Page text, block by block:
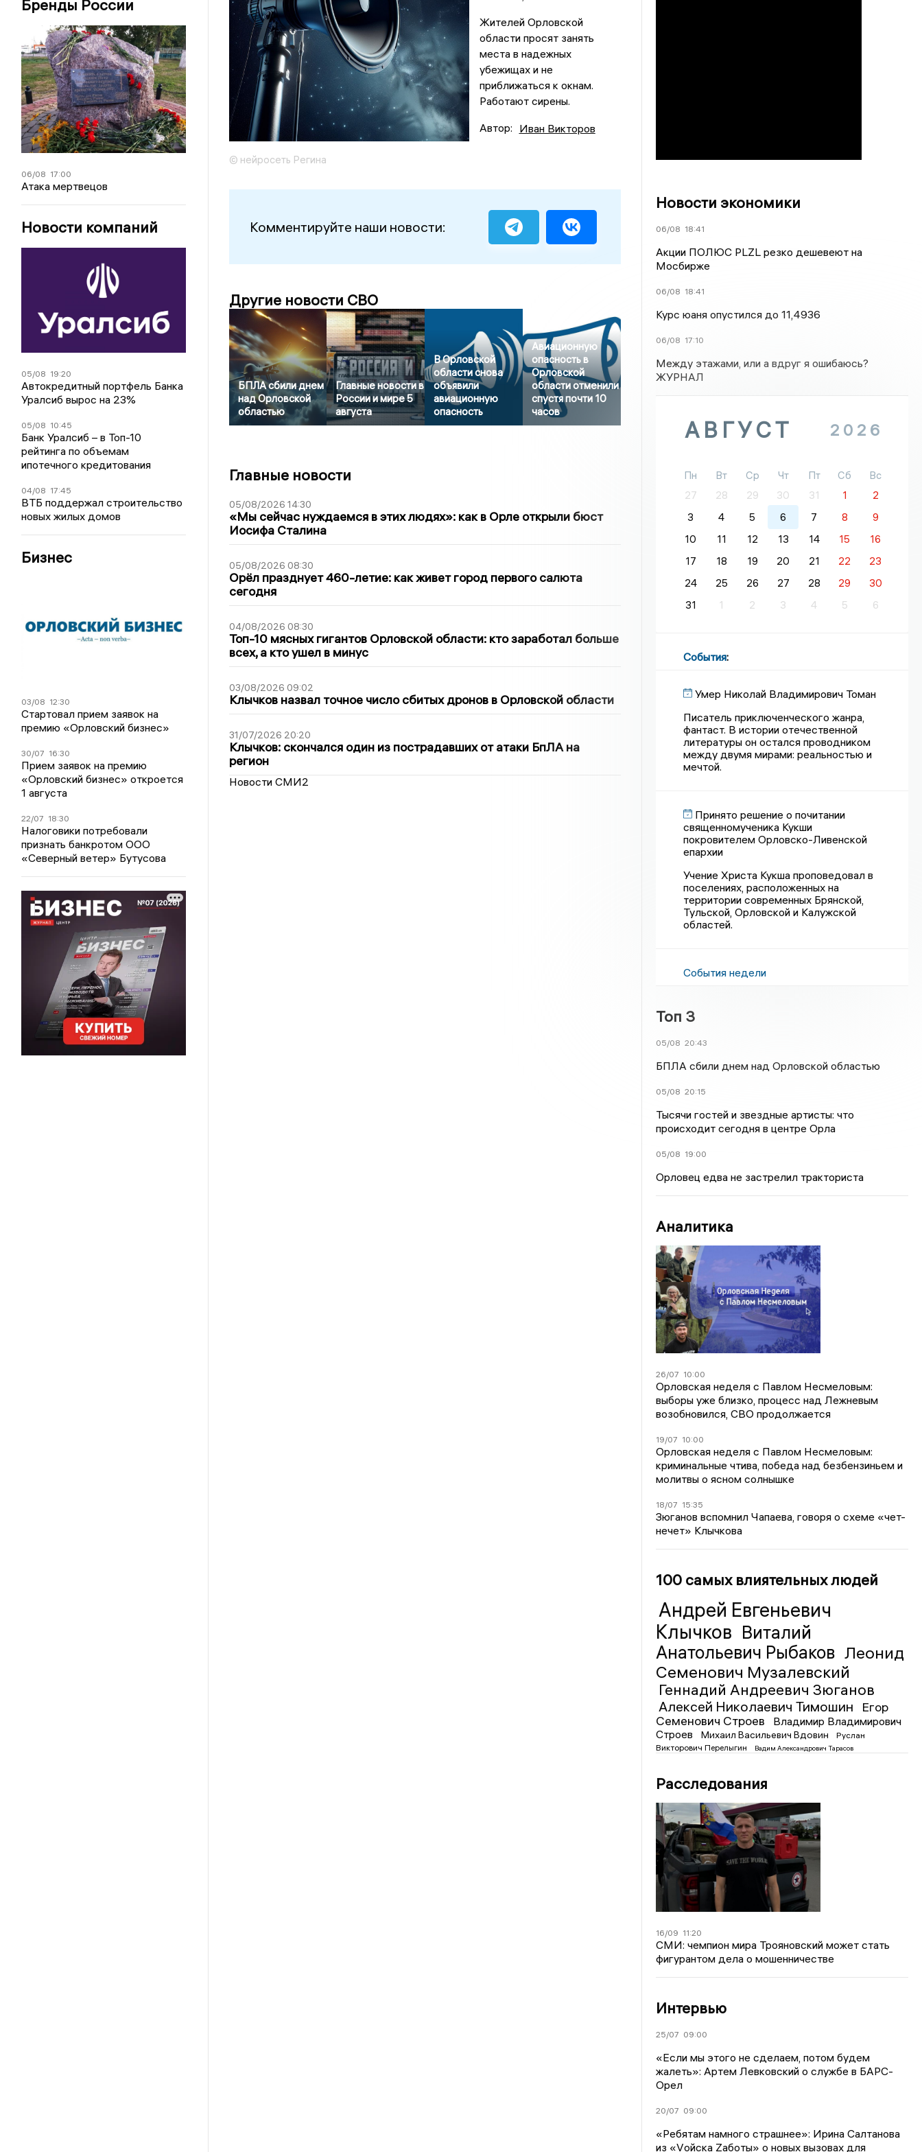
Бренды России
06/08 17:00
Атака мертвецов
Новости компаний
05/08 19:20
Автокредитный портфель Банка
Уралсиб вырос на 23%
05/08 10:45
Банк Уралсиб – в Топ-10
рейтинга по объемам
ипотечного кредитования
04/08 17:45
ВТБ поддержал строительство
новых жилых домов
Бизнес
03/08 12:30
Стартовал прием заявок на
премию «Орловский бизнес»
30/07 16:30
Прием заявок на премию
«Орловский бизнес» откроется
1 августа
22/07 18:30
Налоговики потребовали
признать банкротом ООО
«Северный ветер» Бутусова
© нейросеть Регина
Жителей Орловской
области просят занять
места в надежных
убежищах и не
приближаться к окнам.
Работают сирены.
Автор: Иван Викторов
Комментируйте наши новости:
Другие новости СВО
БПЛА сбили днем
над Орловской
областью
Главные новости в
России и мире 5
августа
В Орловской
области снова
объявили
авиационную
опасность
Авиационную
опасность в
Орловской
области отменили
спустя почти 10
часов
Главные новости
05/08/2026 14:30
«Мы сейчас нуждаемся в этих людях»: как в Орле открыли бюст
Иосифа Сталина
05/08/2026 08:30
Орёл празднует 460-летие: как живет город первого салюта
сегодня
04/08/2026 08:30
Топ-10 мясных гигантов Орловской области: кто заработал больше
всех, а кто ушел в минус
03/08/2026 09:02
Клычков назвал точное число сбитых дронов в Орловской области
31/07/2026 20:20
Клычков: скончался один из пострадавших от атаки БпЛА на
регион
Новости СМИ2
Новости экономики
06/08 18:41
Акции ПОЛЮС PLZL резко дешевеют на
Мосбирже
06/08 18:41
Курс юаня опустился до 11,4936
06/08 17:10
Между этажами, или а вдруг я ошибаюсь?
ЖУРНАЛ
АВГУСТ 2026
Пн Вт Ср Чт Пт Сб
Вс
27
28 29 30 31 1
2
3
4 5 6 7 8
9
10
11 12 13 14 15
16
17
18 19 20 21 22
23
24
25 26 27 28 29
30
31
1 2 3 4 5 6
События:
Умер Николай Владимирович Томан
Писатель приключенческого жанра,
фантаст. В истории отечественной
литературы он остался проводником
между двумя мирами: реальностью и
мечтой.
Принято решение о почитании
священномученика Кукши
покровителем Орловско-Ливенской
епархии
Учение Христа Кукша проповедовал в
поселениях, расположенных на
территории современных Брянской,
Тульской, Орловской и Калужской
областей.
События недели
Топ 3
05/08 20:43
БПЛА сбили днем над Орловской областью
05/08 20:15
Тысячи гостей и звездные артисты: что
происходит сегодня в центре Орла
05/08 19:00
Орловец едва не застрелил тракториста
Аналитика
26/07 10:00
Орловская неделя с Павлом Несмеловым:
выборы уже близко, процесс над Лежневым
возобновился, СВО продолжается
19/07 10:00
Орловская неделя с Павлом Несмеловым:
криминальные чтива, победа над безбензиньем и
молитвы о ясном солнышке
18/07 15:35
Зюганов вспомнил Чапаева, говоря о схеме «чет-
нечет» Клычкова
100 самых влиятельных людей
Андрей Евгеньевич
Клычков Виталий
Анатольевич Рыбаков Леонид
Семенович Музалевский
Геннадий Андреевич Зюганов
Алексей Николаевич Тимошин
Егор
Семенович Строев
Владимир Владимирович
Строев
Михаил Васильевич Вдовин
Руслан
Викторович Перелыгин
Вадим Александрович Тарасов
Расследования
16/09 11:20
СМИ: чемпион мира Трояновский может стать
фигурантом дела о мошенничестве
Интервью
25/07 09:00
«Если мы этого не сделаем, потом будем
жалеть»: Артем Левковский о службе в БАРС-
Орел
20/07 09:00
«Ребятам намного страшнее»: Ирина Салтанова
из «Vойска Zаботы» о новых вызовах для